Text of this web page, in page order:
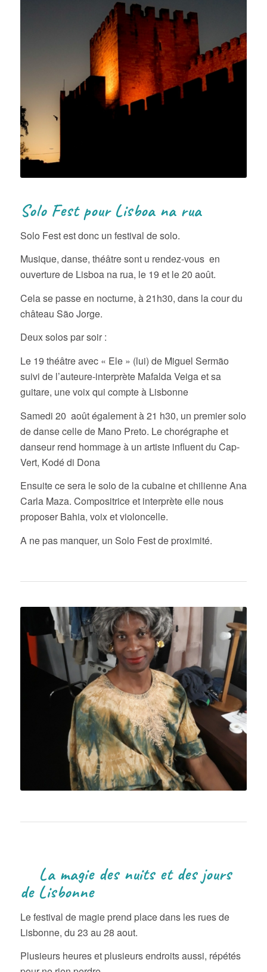
Solo Fest pour Lisboa na rua
Solo Fest est donc un festival de solo.
Musique, danse, théâtre sont u rendez-vous en
ouverture de Lisboa na rua, le 19 et le 20 août.
Cela se passe en nocturne, à 21h30, dans la cour du
château São Jorge.
Deux solos par soir :
Le 19 théâtre avec « Ele » (lui) de Miguel Sermão
suivi de l’auteure-interprète Mafalda Veiga et sa
guitare, une voix qui compte à Lisbonne
Samedi 20 août également à 21 h30, un premier solo
de danse celle de Mano Preto. Le chorégraphe et
danseur rend hommage à un artiste influent du Cap-
Vert, Kodé di Dona
Ensuite ce sera le solo de la cubaine et chilienne Ana
Carla Maza. Compositrice et interprète elle nous
proposer Bahia, voix et violoncelle.
A ne pas manquer, un Solo Fest de proximité.
La magie des nuits et des jours
de Lisbonne
Le festival de magie prend place dans les rues de
Lisbonne, du 23 au 28 aout.
Plusieurs heures et plusieurs endroits aussi, répétés